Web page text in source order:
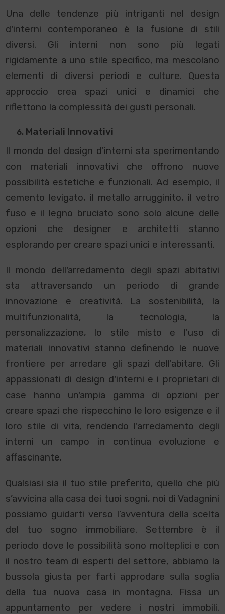
Una delle tendenze più intriganti nel design
d'interni contemporaneo è la fusione di stili
diversi. Gli interni non sono più legati
rigidamente a uno stile specifico, ma mescolano
elementi di diversi periodi e culture. Questa
approccio crea spazi unici e dinamici che
riflettono la complessità dei gusti personali.
Materiali Innovativi
Il mondo del design d'interni sta sperimentando
con materiali innovativi che offrono nuove
possibilità estetiche e funzionali. Ad esempio, il
cemento levigato, il metallo arrugginito, il vetro
fuso e il legno bruciato sono solo alcune delle
opzioni che designer e architetti stanno
esplorando per creare spazi unici e interessanti.
Il mondo dell'arredamento degli spazi abitativi
sta attraversando un periodo di grande
innovazione e creatività. La sostenibilità, la
multifunzionalità, la tecnologia, la
personalizzazione, lo stile misto e l'uso di
materiali innovativi stanno definendo le nuove
frontiere per arredare gli spazi dell'abitare. Gli
appassionati di design d'interni e i proprietari di
case hanno un'ampia gamma di opzioni per
creare spazi che rispecchino le loro esigenze e il
loro stile di vita, rendendo l'arredamento degli
interni un campo in continua evoluzione e
affascinante.
Qualsiasi sia il tuo stile preferito, quello che più
s’avvicina alla casa dei tuoi sogni, noi di Vadagnini
possiamo guidarti verso l’avventura della scelta
del tuo sogno immobiliare. Settembre è il
periodo dove le possibilità sono molteplici e con
il nostro team di esperti del settore, abbiamo la
bussola giusta per farti approdare sulla soglia
della tua nuova casa in montagna. Fissa un
appuntamento per vedere i nostri immobili.